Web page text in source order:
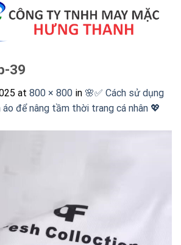
39
at 800 × 800 in 🌸✅ Cách sử dụng
để nâng tầm thời trang cá nhân 💖